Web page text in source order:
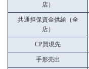
店）
共通担保資金供給（全
店）
CP買現先
手形売出